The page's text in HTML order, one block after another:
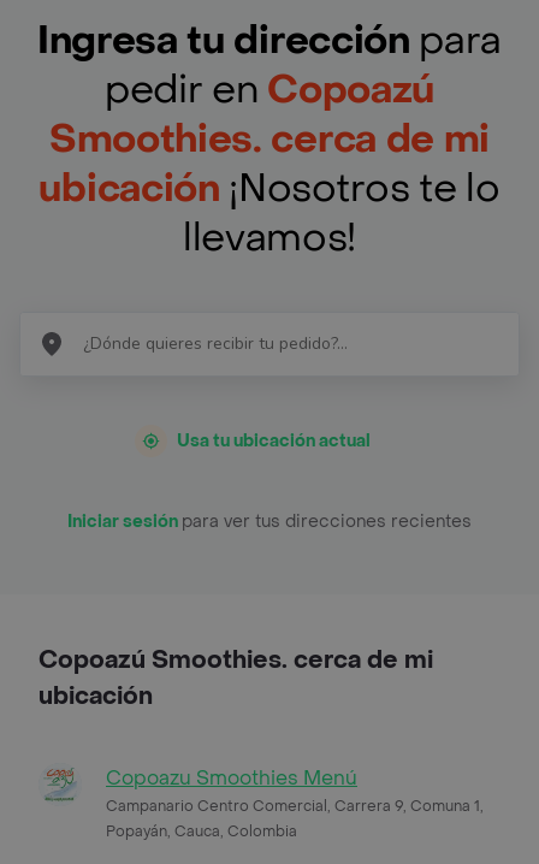
Ingresa tu dirección para
pedir en Copoazú
Smoothies. cerca de mi
ubicación ¡Nosotros te lo
llevamos!
Usa tu ubicación actual
Iniciar sesión para ver tus direcciones recientes
Copoazú Smoothies. cerca de mi
ubicación
Copoazu Smoothies Menú
Campanario Centro Comercial, Carrera 9, Comuna 1,
Popayán, Cauca, Colombia